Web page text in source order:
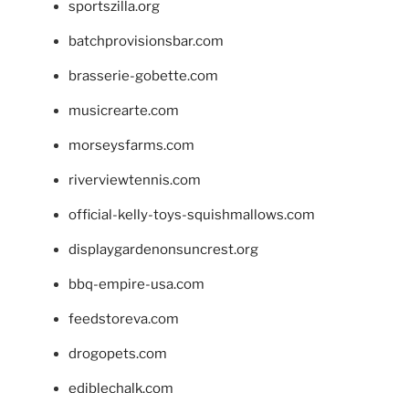
sportszilla.org
batchprovisionsbar.com
brasserie-gobette.com
musicrearte.com
morseysfarms.com
riverviewtennis.com
official-kelly-toys-squishmallows.com
displaygardenonsuncrest.org
bbq-empire-usa.com
feedstoreva.com
drogopets.com
ediblechalk.com